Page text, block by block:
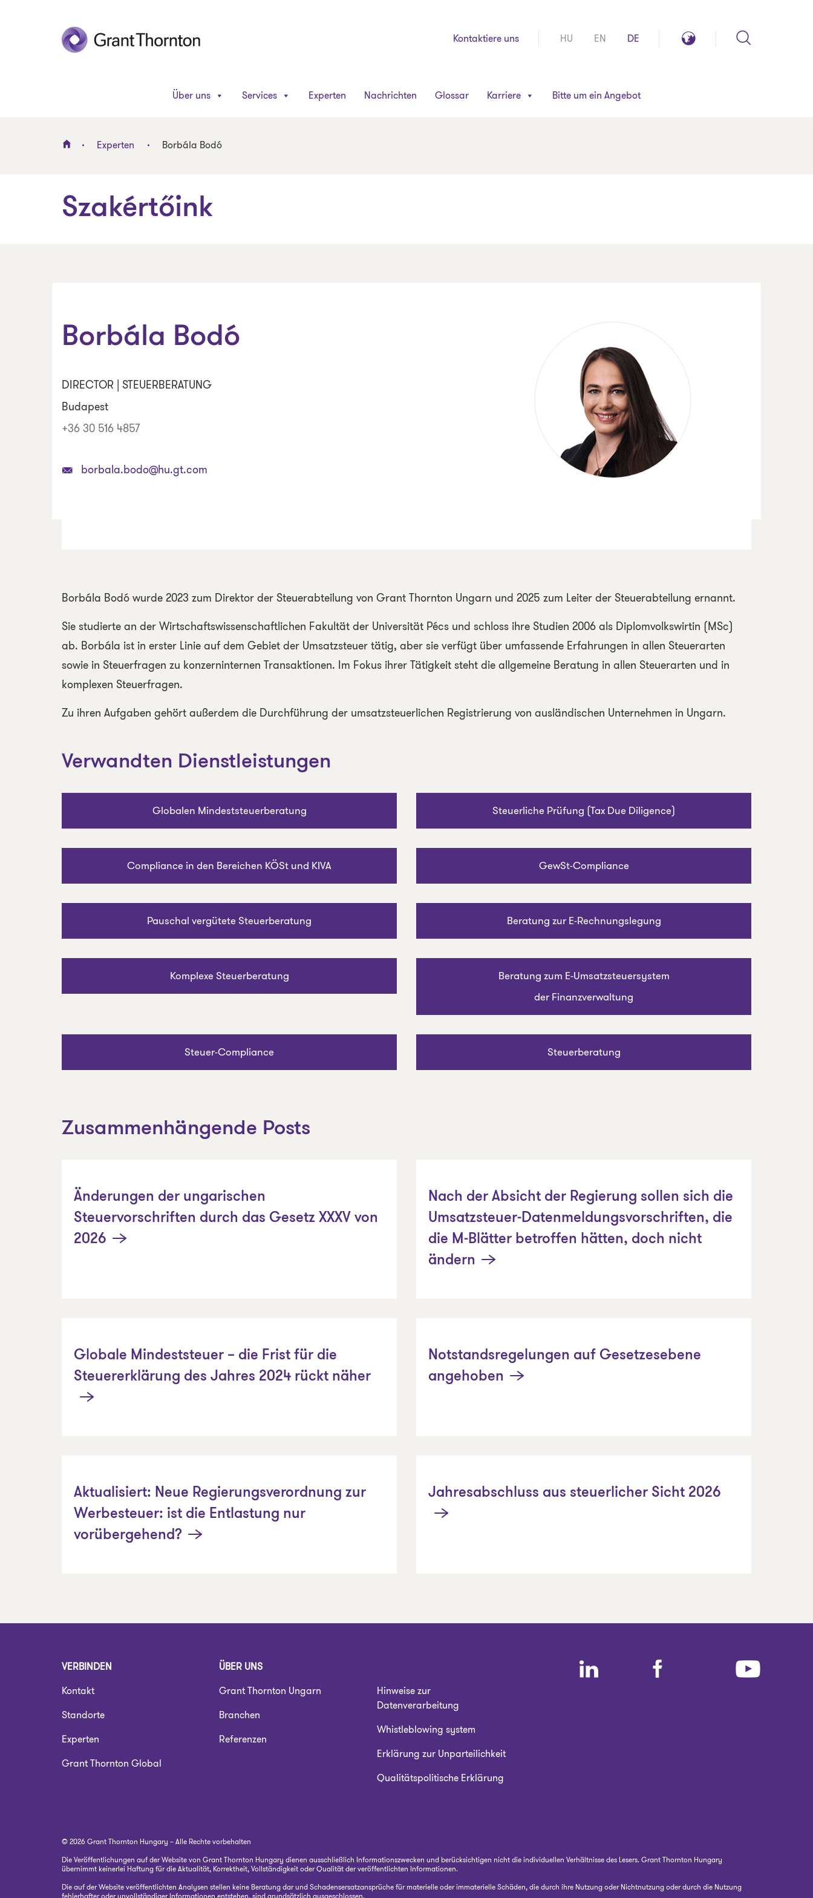
Kontaktiere uns HU EN DE
Global
Über uns Services Experten Nachrichten Glossar Karriere Bitte um ein Angebot
Experten Borbála Bodó
Szakértőink
Borbála Bodó
DIRECTOR | STEUERBERATUNG
Budapest
+36 30 516 4857
borbala.bodo@hu.gt.com
Borbála Bodó wurde 2023 zum Direktor der Steuerabteilung von Grant Thornton Ungarn und 2025 zum Leiter der Steuerabteilung ernannt.
Sie studierte an der Wirtschaftswissenschaftlichen Fakultät der Universität Pécs und schloss ihre Studien 2006 als Diplomvolkswirtin (MSc)
ab. Borbála ist in erster Linie auf dem Gebiet der Umsatzsteuer tätig, aber sie verfügt über umfassende Erfahrungen in allen Steuerarten
sowie in Steuerfragen zu konzerninternen Transaktionen. Im Fokus ihrer Tätigkeit steht die allgemeine Beratung in allen Steuerarten und in
komplexen Steuerfragen.
Zu ihren Aufgaben gehört außerdem die Durchführung der umsatzsteuerlichen Registrierung von ausländischen Unternehmen in Ungarn.
Verwandten Dienstleistungen
Globalen Mindeststeuerberatung Steuerliche Prüfung (Tax Due Diligence)
Compliance in den Bereichen KÖSt und KIVA GewSt-Compliance
Pauschal vergütete Steuerberatung Beratung zur E-Rechnungslegung
Komplexe Steuerberatung
Beratung zum E-Umsatzsteuersystem
der Finanzverwaltung
Steuer-Compliance Steuerberatung
Zusammenhängende Posts
Änderungen der ungarischen
Steuervorschriften durch das Gesetz XXXV von
2026
Nach der Absicht der Regierung sollen sich die
Umsatzsteuer-Datenmeldungsvorschriften, die
die M-Blätter betroffen hätten, doch nicht
ändern
Globale Mindeststeuer – die Frist für die
Steuererklärung des Jahres 2024 rückt näher
Notstandsregelungen auf Gesetzesebene
angehoben
Aktualisiert: Neue Regierungsverordnung zur
Werbesteuer: ist die Entlastung nur
vorübergehend?
Jahresabschluss aus steuerlicher Sicht 2026
VERBINDEN
Kontakt
Standorte
Experten
Grant Thornton Global
ÜBER UNS
Grant Thornton Ungarn
Branchen
Referenzen
Hinweise zur
Datenverarbeitung
Whistleblowing system
Erklärung zur Unparteilichkeit
Qualitätspolitische Erklärung
© 2026 Grant Thornton Hungary – Alle Rechte vorbehalten
Die Veröffentlichungen auf der Website von Grant Thornton Hungary dienen ausschließlich Informationszwecken und berücksichtigen nicht die individuellen Verhältnisse des Lesers. Grant Thornton Hungary
übernimmt keinerlei Haftung für die Aktualität, Korrektheit, Vollständigkeit oder Qualität der veröffentlichten Informationen.
Die auf der Website veröffentlichten Analysen stellen keine Beratung dar und Schadensersatzansprüche für materielle oder immaterielle Schäden, die durch ihre Nutzung oder Nichtnutzung oder durch die Nutzung
fehlerhafter oder unvollständiger Informationen entstehen, sind grundsätzlich ausgeschlossen.